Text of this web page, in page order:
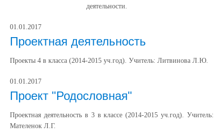
деятельности.
01.01.2017
Проектная деятельность
Проекты 4 в класса (2014-2015 уч.год). Учитель: Литвинова Л.Ю.
01.01.2017
Проект "Родословная"
Проектная деятельность в 3 в классе (2014-2015 уч.год). Учитель:
Мателенок Л.Г.